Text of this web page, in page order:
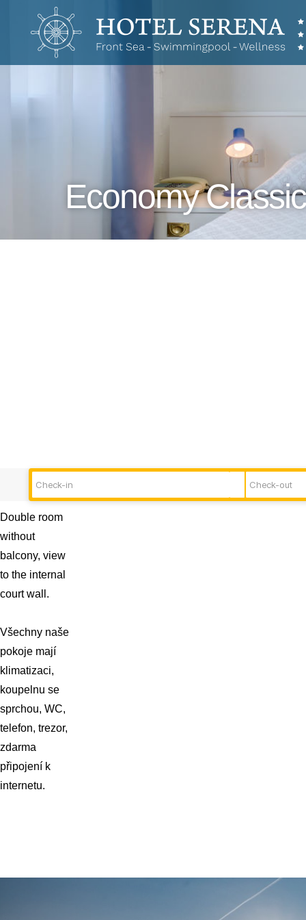
Hotel
Economy Classic
Double room
without
balcony, view
to the internal
court wall.
Všechny naše
pokoje mají
klimatizaci,
koupelnu se
sprchou, WC,
telefon, trezor,
zdarma
připojení k
internetu.